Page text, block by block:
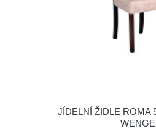
JÍDELNÍ ŽIDLE ROMA
WENGE